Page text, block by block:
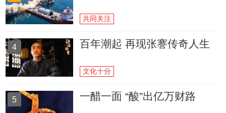
共同关注
4 百年潮起 再现张謇传奇人生
文化十分
5 一醋一面 “酸”出亿万财路